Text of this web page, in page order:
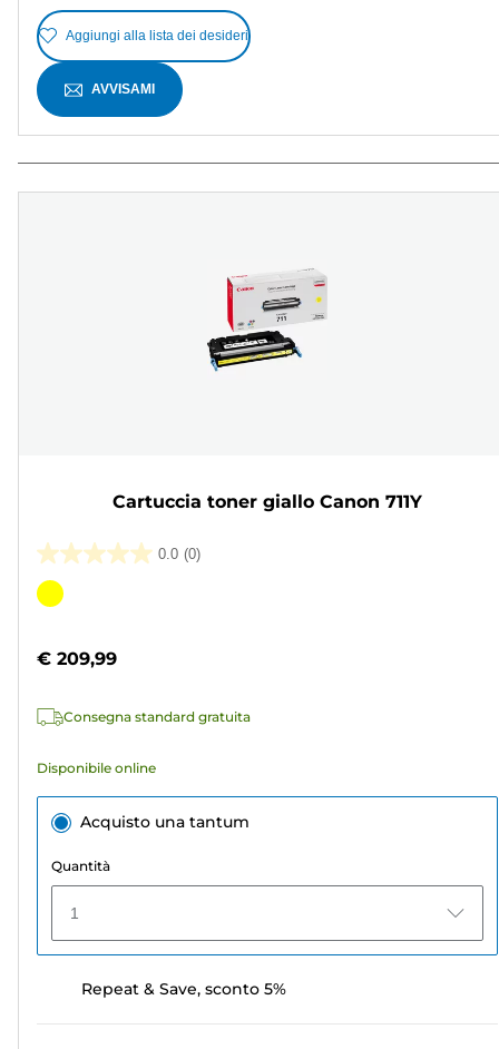
Aggiungi alla lista dei desideri
AVVISAMI
Cartuccia toner giallo Canon 711Y
0.0 (0)
0.0
su
Cartuccia
€ 209,99
Consegna standard gratuita
Disponibile online
Acquisto una tantum
Quantità
1
Repeat & Save, sconto 5%